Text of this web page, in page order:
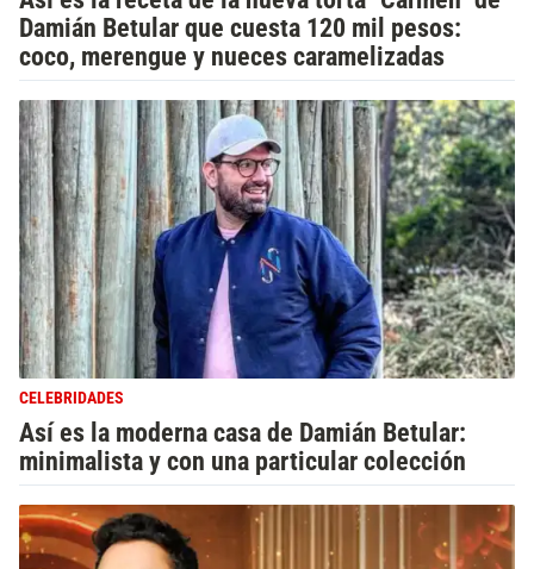
Damián Betular que cuesta 120 mil pesos:
coco, merengue y nueces caramelizadas
CELEBRIDADES
Así es la moderna casa de Damián Betular:
minimalista y con una particular colección